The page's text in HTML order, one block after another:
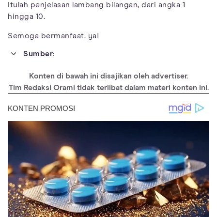
Itulah penjelasan lambang bilangan, dari angka 1
hingga 10.
Semoga bermanfaat, ya!
Sumber:
y-9-meaning/
https://eprints.uai.ac.id/1601/1/ILS0053-21_Isi-Artikel.pdf
numerology/single-digit-number-4-meaning/
Konten di bawah ini disajikan oleh advertiser.
Tim Redaksi Orami tidak terlibat dalam materi konten ini.